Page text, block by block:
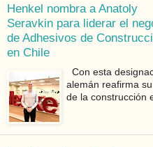
Henkel nombra a Anatoly
Seravkin para liderar el
de Adhesivos de
en Chile
Con esta
alemán reafirma
de la construcción